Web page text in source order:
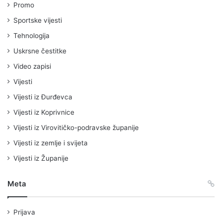
Promo
Sportske vijesti
Tehnologija
Uskrsne čestitke
Video zapisi
Vijesti
Vijesti iz Đurđevca
Vijesti iz Koprivnice
Vijesti iz Virovitičko-podravske županije
Vijesti iz zemlje i svijeta
Vijesti iz Županije
Meta
Prijava